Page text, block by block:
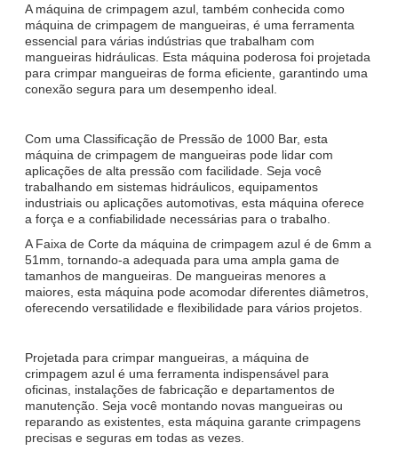
A máquina de crimpagem azul, também conhecida como
máquina de crimpagem de mangueiras, é uma ferramenta
essencial para várias indústrias que trabalham com
mangueiras hidráulicas. Esta máquina poderosa foi projetada
para crimpar mangueiras de forma eficiente, garantindo uma
conexão segura para um desempenho ideal.
Com uma Classificação de Pressão de 1000 Bar, esta
máquina de crimpagem de mangueiras pode lidar com
aplicações de alta pressão com facilidade. Seja você
trabalhando em sistemas hidráulicos, equipamentos
industriais ou aplicações automotivas, esta máquina oferece
a força e a confiabilidade necessárias para o trabalho.
A Faixa de Corte da máquina de crimpagem azul é de 6mm a
51mm, tornando-a adequada para uma ampla gama de
tamanhos de mangueiras. De mangueiras menores a
maiores, esta máquina pode acomodar diferentes diâmetros,
oferecendo versatilidade e flexibilidade para vários projetos.
Projetada para crimpar mangueiras, a máquina de
crimpagem azul é uma ferramenta indispensável para
oficinas, instalações de fabricação e departamentos de
manutenção. Seja você montando novas mangueiras ou
reparando as existentes, esta máquina garante crimpagens
precisas e seguras em todas as vezes.